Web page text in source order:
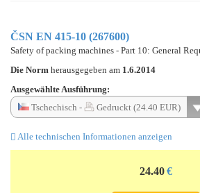
ČSN EN 415-10 (267600)
Safety of packing machines - Part 10: General
Die Norm herausgegeben am 1.6.2014
Ausgewählte Ausführung:
Tschechisch -
Gedruckt (24.40 EUR)
Alle technischen Informationen anzeigen
24.40 €